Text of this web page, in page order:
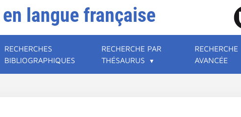
langue française
RECHERCHES
BIBLIOGRAPHIQUES
RECHERCHE PAR
THÉSAURUS
RECHERCHE
AVANCÉE